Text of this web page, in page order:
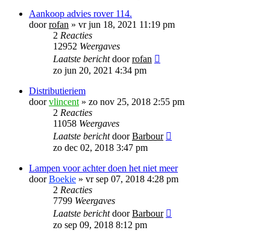
Aankoop advies rover 114.
doorrofan » vr jun 18, 2021 11:19 pm
2 Reacties
12952 Weergaves
Laatste berichtdoorrofan
zo jun 20, 2021 4:34 pm
Distributieriem
doorvlincent » zo nov 25, 2018 2:55 pm
2 Reacties
11058 Weergaves
Laatste berichtdoorBarbour
zo dec 02, 2018 3:47 pm
Lampen voor achter doen het niet meer
doorBoekie » vr sep 07, 2018 4:28 pm
2 Reacties
7799 Weergaves
Laatste berichtdoorBarbour
zo sep 09, 2018 8:12 pm